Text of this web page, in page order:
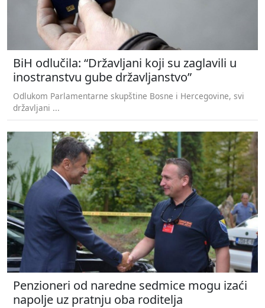
BiH odlučila: “Državljani koji su zaglavili u
inostranstvu gube državljanstvo”
Odlukom Parlamentarne skupštine Bosne i Hercegovine, svi
državljani ...
Penzioneri od naredne sedmice mogu izaći
napolje uz pratnju oba roditelja